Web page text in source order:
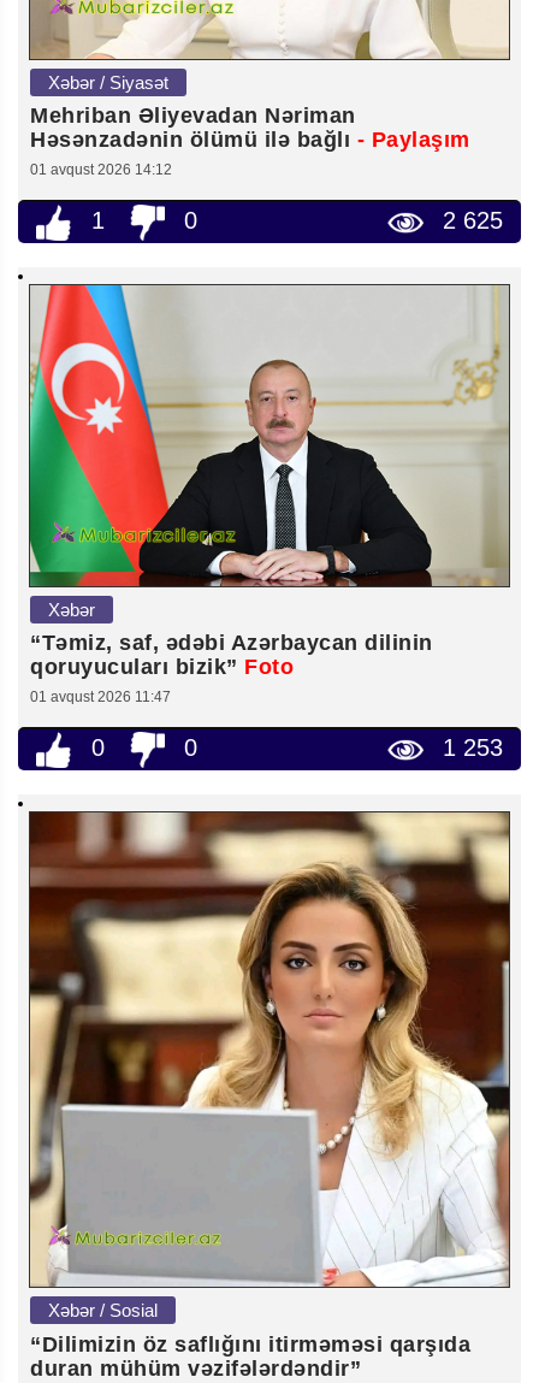
Xəbər / Siyasət
Mehriban Əliyevadan Nəriman
Həsənzadənin ölümü ilə bağlı - Paylaşım
01 avqust 2026 14:12
1 0 2 625
Xəbər
“Təmiz, saf, ədəbi Azərbaycan dilinin
qoruyucuları bizik” Foto
01 avqust 2026 11:47
0 0 1 253
Xəbər / Sosial
“Dilimizin öz saflığını itirməməsi qarşıda
duran mühüm vəzifələrdəndir”